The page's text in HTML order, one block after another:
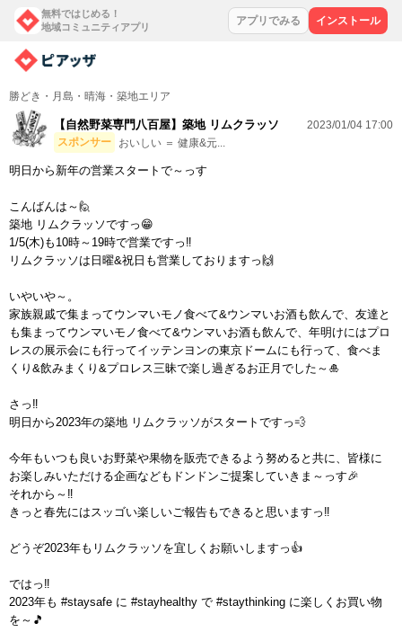
無料ではじめる！
地域コミュニティアプリ
アプリでみる インストール
勝どき・月島・晴海・築地エリア
【自然野菜専門八百屋】築地 リムクラッソ
スポンサー おいしい ＝ 健康&元...
2023/01/04 17:00
明日から新年の営業スタートで～っす
こんばんは～🙋
築地 リムクラッソですっ😁
1/5(木)も10時～19時で営業ですっ‼️
リムクラッソは日曜&祝日も営業しておりますっ🙌
いやいや～。
家族親戚で集まってウンマいモノ食べて&ウンマいお酒も飲んで、友達と
も集まってウンマいモノ食べて&ウンマいお酒も飲んで、年明けにはプロ
レスの展示会にも行ってイッテンヨンの東京ドームにも行って、食べま
くり&飲みまくり&プロレス三昧で楽し過ぎるお正月でした～🎍
さっ‼
明日から2023年の築地 リムクラッソがスタートですっ💨
今年もいつも良いお野菜や果物を販売できるよう努めると共に、皆様に
お楽しみいただける企画などもドンドンご提案していきま～っす🎉
それから～‼
きっと春先にはスッゴい楽しいご報告もできると思いますっ‼
どうぞ2023年もリムクラッソを宜しくお願いしますっ👍
ではっ‼️
2023年も #staysafe に #stayhealthy で #staythinking に楽しくお買い物
を～🎵